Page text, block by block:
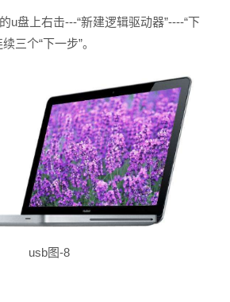
u盘上右击---“新建逻辑驱动器”----“下
三个“下一步”。
usb图-8